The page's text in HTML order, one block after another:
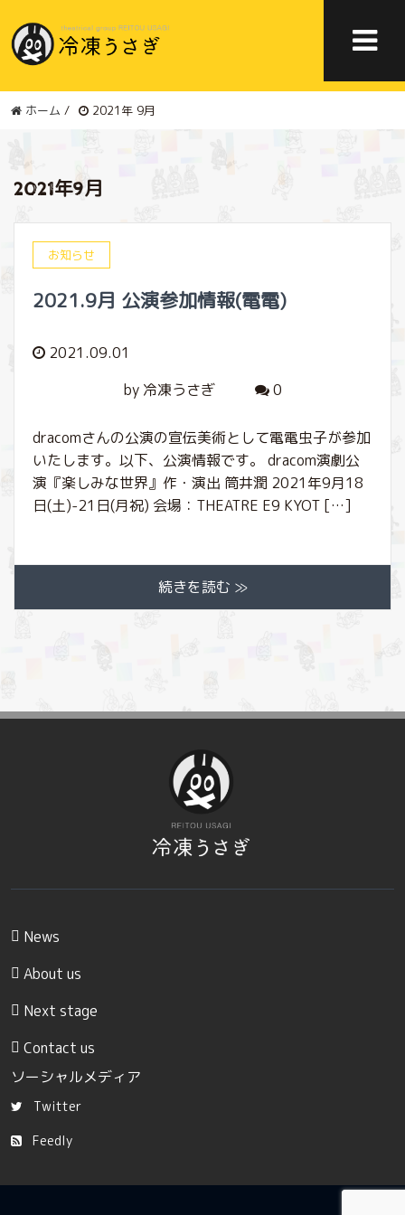
ホーム / 2021年 9月
2021年9月
お知らせ
2021.9月 公演参加情報(電電)
2021.09.01
by 冷凍うさぎ
0
dracomさんの公演の宣伝美術として電電虫子が参加
いたします。以下、公演情報です。 dracom演劇公
演『楽しみな世界』作・演出 筒井潤 2021年9月18
日(土)-21日(月祝) 会場：THEATRE E9 KYOT […]
続きを読む ≫
News
About us
Next stage
Contact us
ソーシャルメディア
Twitter
Feedly